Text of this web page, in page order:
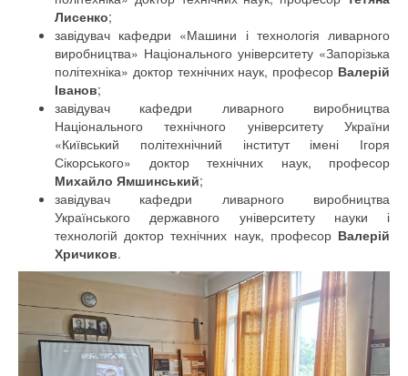
Лисенко;
завідувач кафедри «Машини і технологія ливарного
виробництва» Національного університету «Запорізька
політехніка» доктор технічних наук, професор Валерій
Іванов;
завідувач кафедри ливарного виробництва
Національного технічного університету України
«Київський політехнічний інститут імені Ігоря
Сікорського» доктор технічних наук, професор
Михайло Ямшинський;
завідувач кафедри ливарного виробництва
Українського державного університету науки і
технологій доктор технічних наук, професор Валерій
Хричиков.